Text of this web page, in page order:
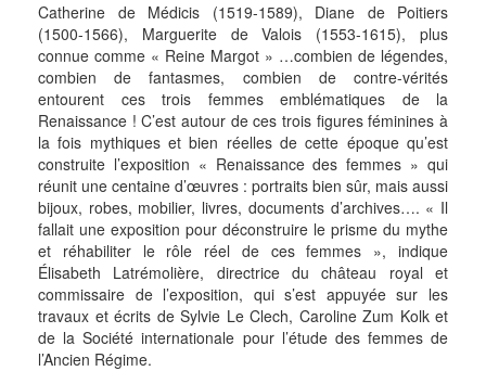
Catherine de Médicis (1519-1589), Diane de Poitiers
(1500-1566), Marguerite de Valois (1553-1615), plus
connue comme « Reine Margot » …combien de légendes,
combien de fantasmes, combien de contre-vérités
entourent ces trois femmes emblématiques de la
Renaissance ! C’est autour de ces trois figures féminines à
la fois mythiques et bien réelles de cette époque qu’est
construite l’exposition « Renaissance des femmes » qui
réunit une centaine d’œuvres : portraits bien sûr, mais aussi
bijoux, robes, mobilier, livres, documents d’archives…. « Il
fallait une exposition pour déconstruire le prisme du mythe
et réhabiliter le rôle réel de ces femmes », indique
Élisabeth Latrémolière, directrice du château royal et
commissaire de l’exposition, qui s’est appuyée sur les
travaux et écrits de Sylvie Le Clech, Caroline Zum Kolk et
de la Société internationale pour l’étude des femmes de
l’Ancien Régime.